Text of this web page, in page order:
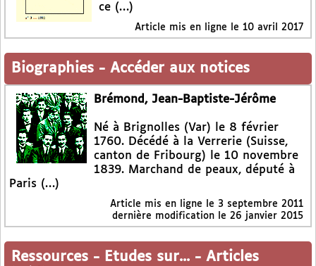
ce (…)
Article mis en ligne le 10 avril 2017
Biographies - Accéder aux notices
Brémond, Jean-Baptiste-Jérôme
Né à Brignolles (Var) le 8 février
1760. Décédé à la Verrerie (Suisse,
canton de Fribourg) le 10 novembre
1839. Marchand de peaux, député à
Paris (…)
Article mis en ligne le 3 septembre 2011
dernière modification le 26 janvier 2015
Ressources - Etudes sur... - Articles